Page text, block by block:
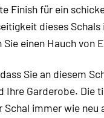
Finish für ein
dieses
einen Hauch von
Sie an diesem
Garderobe. Die
immer wie neu